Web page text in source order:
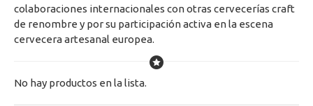
colaboraciones internacionales con otras cervecerías craft
de renombre y por su participación activa en la escena
cervecera artesanal europea.
No hay productos en la lista.